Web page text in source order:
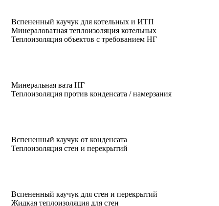
Вспененный каучук для котельных и ИТП
Минераловатная теплоизоляция котельных
Теплоизоляция объектов с требованием НГ
Минеральная вата НГ
Теплоизоляция против конденсата / намерзания
Вспененный каучук от конденсата
Теплоизоляция стен и перекрытий
Вспененный каучук для стен и перекрытий
Жидкая теплоизоляция для стен